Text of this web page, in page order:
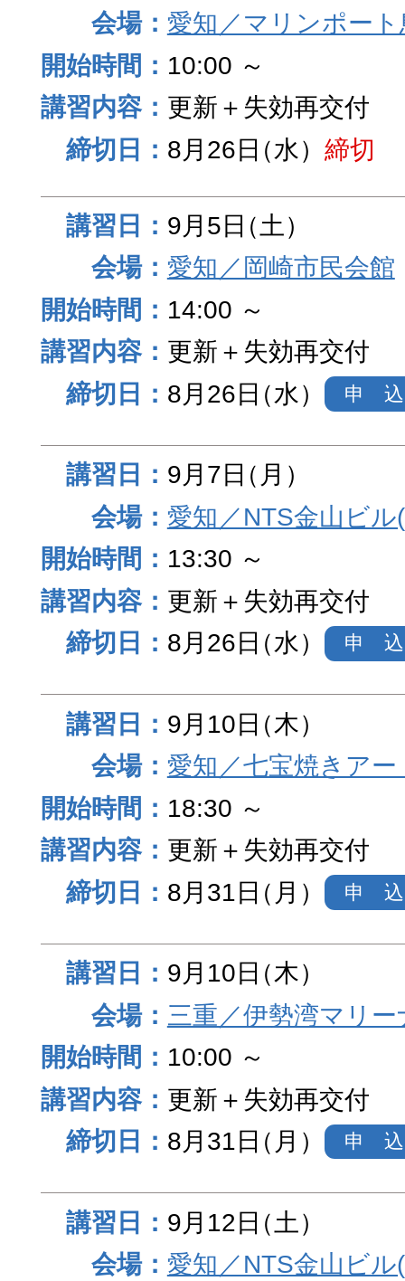
愛知／マリンポート
10:00 ～
更新＋失効再交付
8月26日（水） 締切
9月5日（土）
愛知／岡崎市民会館
14:00 ～
更新＋失効再交付
8月26日（水） 申 込
9月7日（月）
愛知／NTS金山ビ
13:30 ～
更新＋失効再交付
8月26日（水） 申 込
9月10日（木）
愛知／七宝焼きア
18:30 ～
更新＋失効再交付
8月31日（月） 申 込
9月10日（木）
三重／伊勢湾マリー
10:00 ～
更新＋失効再交付
8月31日（月） 申 込
9月12日（土）
愛知／NTS金山ビ